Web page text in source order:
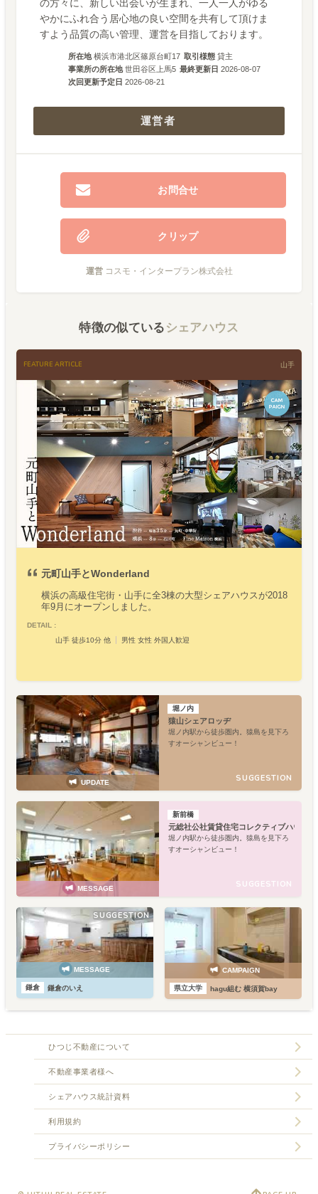
の方々に、新しい出会いが生まれ、一人一人がゆる
やかにふれ合う居心地の良い空間を共有して頂けま
すよう品質の高い管理、運営を目指しております。
所在地 横浜市港北区篠原台町17 取引様態 貸主
事業所の所在地 世田谷区上馬5 最終更新日 2026-08-07
次回更新予定日 2026-08-21
運営者
お問合せ
クリップ
運営 コスモ・インタープラン株式会社
特徴の似ている シェアハウス
FEATURE ARTICLE 山手
元町山手とWonderland
横浜の高級住宅街・山手に全3棟の大型シェアハウスが2018
年9月にオープンしました。
DETAIL :
山手 徒歩10分 他
男性 女性 外国人歓迎
UPDATE
堀ノ内
猿山シェアロッヂ
堀ノ内駅から徒歩圏内。猿島を見下ろ
すオーシャンビュー！
SUGGESTION
MESSAGE
新前橋
元総社公社賃貸住宅コレクティブハウス
堀ノ内駅から徒歩圏内。猿島を見下ろ
すオーシャンビュー！
SUGGESTION
MESSAGE
鎌倉 鎌倉のいえ
SUGGESTION
CAMPAIGN
県立大学 hagu組む 横須賀bay
ひつじ不動産について
不動産事業者様へ
シェアハウス統計資料
利用規約
プライバシーポリシー